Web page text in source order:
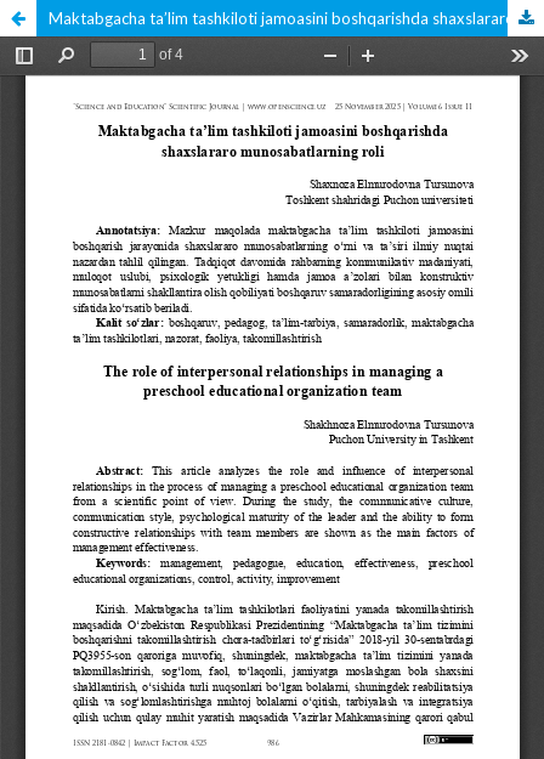
Maktabgacha ta’lim tashkiloti jamoasini boshqarishda shaxslararo munosabatlarning roli